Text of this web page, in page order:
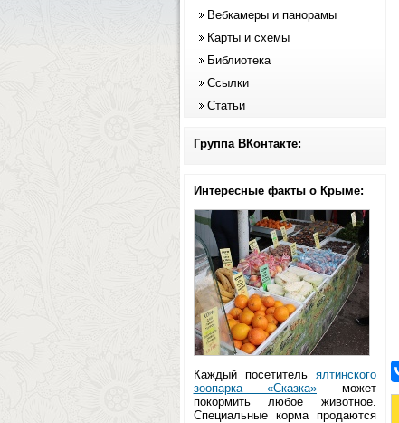
Вебкамеры и панорамы
Карты и схемы
Библиотека
Ссылки
Статьи
Группа ВКонтакте:
Интересные факты о Крыме:
Каждый посетитель ялтинского
зоопарка «Сказка» может
покормить любое животное.
Специальные корма продаются